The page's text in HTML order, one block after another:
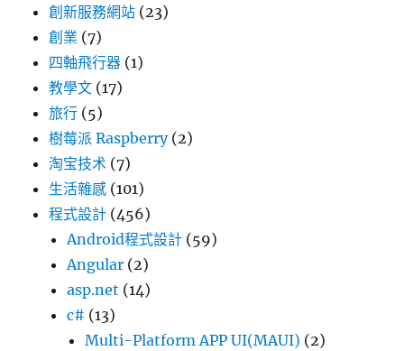
創新服務網站 (23)
創業 (7)
四軸飛行器 (1)
教學文 (17)
旅行 (5)
樹莓派 Raspberry(2)
淘宝技术 (7)
生活雜感 (101)
程式設計 (456)
Android程式設計 (59)
Angular (2)
asp.net (14)
c# (13)
Multi-Platform APP UI(MAUI) (2)